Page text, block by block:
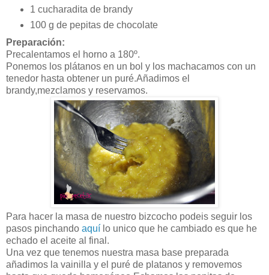
1 cucharadita de brandy
100 g de pepitas de chocolate
Preparación:
Precalentamos el horno a 180º.
Ponemos los plátanos en un bol y los machacamos con un
tenedor hasta obtener un puré.Añadimos el
brandy,mezclamos y reservamos.
Para hacer la masa de nuestro bizcocho podeis seguir los
pasos pinchando aquí lo unico que he cambiado es que he
echado el aceite al final.
Una vez que tenemos nuestra masa base preparada
añadimos la vainilla y el puré de platanos y removemos